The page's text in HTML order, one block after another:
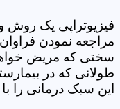
فیزیوتراپی یک روش
مراجعه نمودن
سختی که مریض
طولانی که در
این سبک درمانی را